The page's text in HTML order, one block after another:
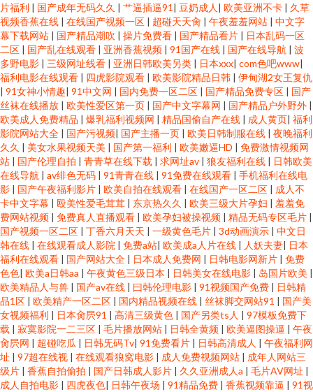
片福利 | 国产成年无码久久 | 艹逼插逼91 | 豆奶成人 | 欧美亚洲不卡 | 久草
视频香蕉在线 | 在线国产视频一区 | 超碰天天肏 | 午夜羞羞网站 | 中文字
幕下载网站 | 国产精品潮吹 | 操片免费看 | 国产精品看片 | 日本乱码一区
二区 | 国产乱在线观看 | 亚洲香蕉视频 | 91国产在线 | 国产在线导航 | 波
多野电影 | 三级网址线看 | 亚洲日韩欧美另类 | 日本xxx| com色吧www|
福利电影在线观看 | 四虎影院观看 | 欧美影院精品日韩 | 伊甸湖2女王复仇
| 91女神小情趣| 91中文网 | 国内免费一区二区 | 国产精品免费专区 | 国产
丝袜在线播放 | 欧美性爱区第一页 | 国产中文字幕网 | 国产精品户外野外 |
欧美成人免费精品 | 爆乳福利视频网 | 精品国偷自产在线 | 成人黄页| 福利
影院网站大全 | 国产污视频| 国产主播一页 | 欧美日韩制服在线 | 夜晚福利
久久 | 美女水果视频天美 | 国产第一福利 | 欧美嫩逼HD | 免费激情视频网
站 | 国产伦理自拍 | 青青草在线下载 | 求网址av | 狼友福利在线 | 日韩欧美
在线导航 | av绯色无码 | 91青青在线 | 91免费在线观看 | 手机福利在线电
影 | 国产午夜福利影片 | 欧美自拍在线观看 | 在线国产一区二区 | 成人不
卡中文字幕 | 殴美性爱毛茸茸 | 东京热久久 | 欧美三级大片孕妇 | 羞羞免
费网站视频 | 免费真人直播观看 | 欧美孕妇被操视频 | 精品无码专区毛片 |
国产视频一区二区 | 丁香六月天天 | 一级黄色毛片 | 3d动画演示 | 中文日
韩在线 | 在线观看成人影院 | 免费a站| 欧美成a人片在线 | 人妖夫妻| 日本
福利在线观看 | 国产网站大全 | 日本成人免费网 | 日韩电影网新片 | 免费
色色| 欧美a日韩aa | 午夜黄色三级日本 | 日韩美女在线电影 | 岛国片欧美 |
欧美精品人与兽 | 国产av在线 | 曰韩伦理电影 | 91视频国产免费 | 日韩精
品1区 | 欧美精产一区二区 | 国内精品视频在线 | 丝袜脚交网站91 | 国产美
女视频福利 | 日本肏屄91 | 高清三级黄色 | 国产另类ts人 | 97模板免费下
载 | 寂寞影院一二三区 | 毛片播放网站 | 日韩全黄频 | 欧美逼图操逼 | 午夜
肏屄网 | 超碰吃瓜 | 日韩旡码Tv| 91免费看片 | 日韩高清成人 | 午夜福利网
址 | 97超在线视 | 在线观看狼窝电影 | 成人免费视频网站 | 成年人网站三
级片 | 香蕉自拍偷拍 | 国产日韩成人影片 | 久久亚洲成人a | 毛片AV网址 |
成人自拍电影 | 四虎夜色| 日韩午夜场 | 91精品免费 | 香蕉视频靠逼 | 91视